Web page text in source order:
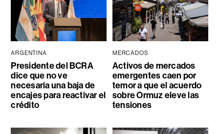
ARGENTINA
Presidente del BCRA
dice que no ve
necesaria una baja de
encajes para reactivar el
crédito
MERCADOS
Activos de mercados
emergentes caen por
temor a que el acuerdo
sobre Ormuz eleve las
tensiones